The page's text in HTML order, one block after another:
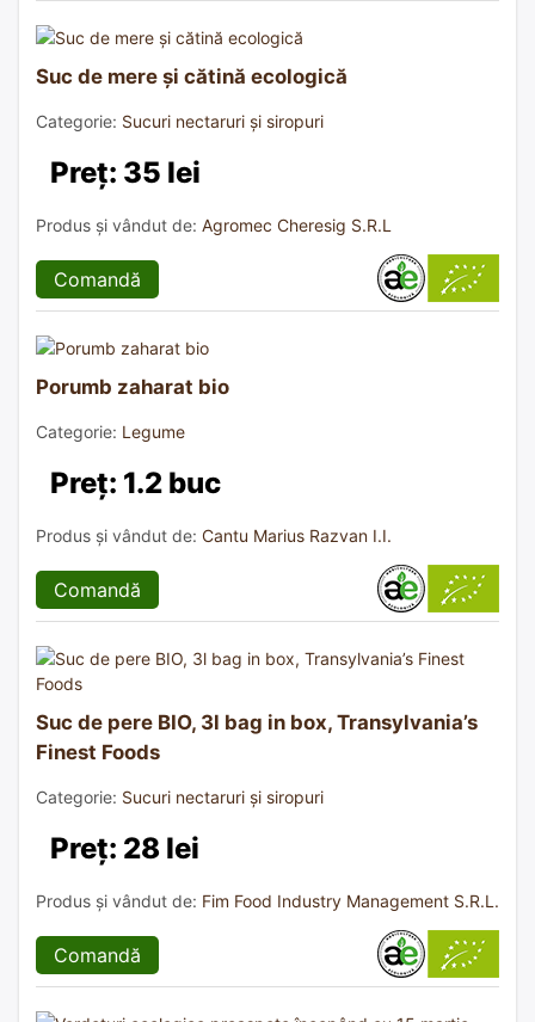
Suc de mere și cătină ecologică
Categorie: Sucuri nectaruri și siropuri
Preț: 35 lei
Produs și vândut de: Agromec Cheresig S.R.L
Comandă
Porumb zaharat bio
Categorie: Legume
Preț: 1.2 buc
Produs și vândut de: Cantu Marius Razvan I.I.
Comandă
Suc de pere BIO, 3l bag in box, Transylvania’s
Finest Foods
Categorie: Sucuri nectaruri și siropuri
Preț: 28 lei
Produs și vândut de: Fim Food Industry Management S.R.L.
Comandă